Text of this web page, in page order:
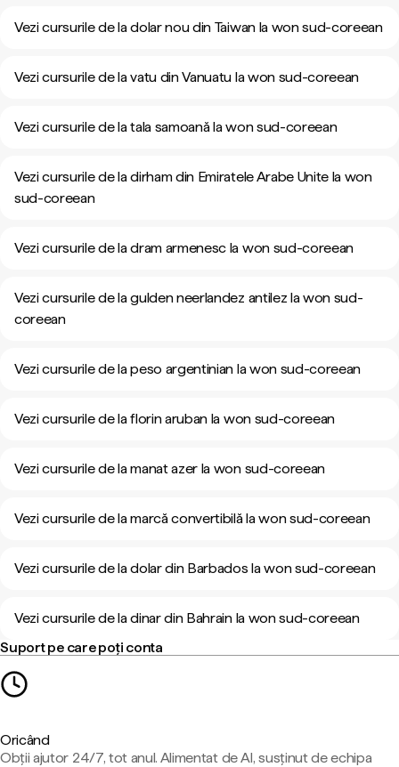
Vezi cursurile de la dolar nou din Taiwan la won sud-coreean
Vezi cursurile de la vatu din Vanuatu la won sud-coreean
Vezi cursurile de la tala samoană la won sud-coreean
Vezi cursurile de la dirham din Emiratele Arabe Unite la won
sud-coreean
Vezi cursurile de la dram armenesc la won sud-coreean
Vezi cursurile de la gulden neerlandez antilez la won sud-
coreean
Vezi cursurile de la peso argentinian la won sud-coreean
Vezi cursurile de la florin aruban la won sud-coreean
Vezi cursurile de la manat azer la won sud-coreean
Vezi cursurile de la marcă convertibilă la won sud-coreean
Vezi cursurile de la dolar din Barbados la won sud-coreean
Vezi cursurile de la dinar din Bahrain la won sud-coreean
Suport pe care poți conta
Oricând
Obții ajutor 24/7, tot anul. Alimentat de AI, susținut de echipa